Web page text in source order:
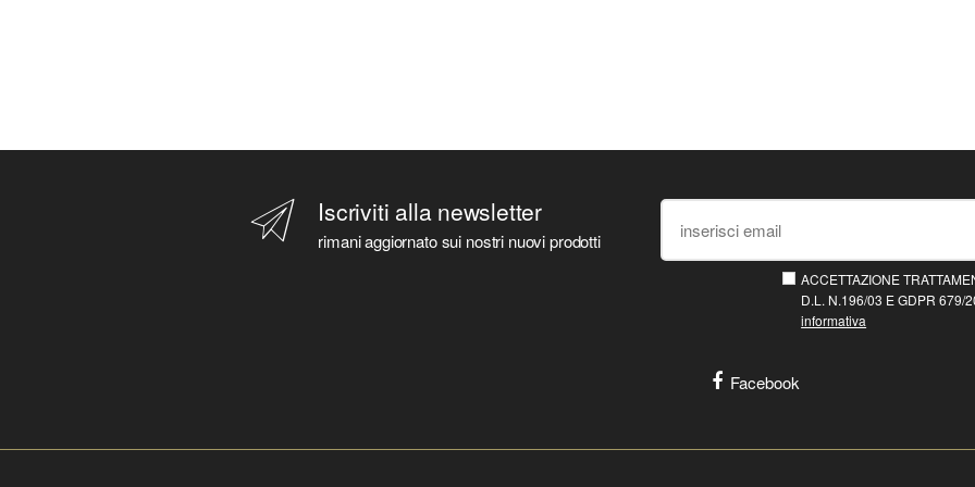
Iscriviti alla newsletter
rimani aggiornato sui nostri nuovi prodotti
ACCETTAZIONE
D.L. N.196/03 E GDPR
informativa
Facebook